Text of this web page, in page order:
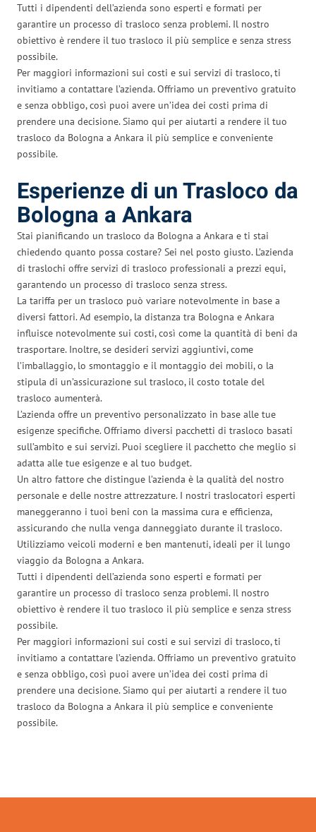
Tutti i dipendenti dell’azienda sono esperti e formati per
garantire un processo di trasloco senza problemi. Il nostro
obiettivo è rendere il tuo trasloco il più semplice e senza stress
possibile.
Per maggiori informazioni sui costi e sui servizi di trasloco, ti
invitiamo a contattare l’azienda. Offriamo un preventivo gratuito
e senza obbligo, così puoi avere un’idea dei costi prima di
prendere una decisione. Siamo qui per aiutarti a rendere il tuo
trasloco da Bologna a Ankara il più semplice e conveniente
possibile.
Esperienze di un Trasloco da
Bologna a Ankara
Stai pianificando un trasloco da Bologna a Ankara e ti stai
chiedendo quanto possa costare? Sei nel posto giusto. L’azienda
di traslochi offre servizi di trasloco professionali a prezzi equi,
garantendo un processo di trasloco senza stress.
La tariffa per un trasloco può variare notevolmente in base a
diversi fattori. Ad esempio, la distanza tra Bologna e Ankara
influisce notevolmente sui costi, così come la quantità di beni da
trasportare. Inoltre, se desideri servizi aggiuntivi, come
l’imballaggio, lo smontaggio e il montaggio dei mobili, o la
stipula di un’assicurazione sul trasloco, il costo totale del
trasloco aumenterà.
L’azienda offre un preventivo personalizzato in base alle tue
esigenze specifiche. Offriamo diversi pacchetti di trasloco basati
sull’ambito e sui servizi. Puoi scegliere il pacchetto che meglio si
adatta alle tue esigenze e al tuo budget.
Un altro fattore che distingue l’azienda è la qualità del nostro
personale e delle nostre attrezzature. I nostri traslocatori esperti
maneggeranno i tuoi beni con la massima cura e efficienza,
assicurando che nulla venga danneggiato durante il trasloco.
Utilizziamo veicoli moderni e ben mantenuti, ideali per il lungo
viaggio da Bologna a Ankara.
Tutti i dipendenti dell’azienda sono esperti e formati per
garantire un processo di trasloco senza problemi. Il nostro
obiettivo è rendere il tuo trasloco il più semplice e senza stress
possibile.
Per maggiori informazioni sui costi e sui servizi di trasloco, ti
invitiamo a contattare l’azienda. Offriamo un preventivo gratuito
e senza obbligo, così puoi avere un’idea dei costi prima di
prendere una decisione. Siamo qui per aiutarti a rendere il tuo
trasloco da Bologna a Ankara il più semplice e conveniente
possibile.